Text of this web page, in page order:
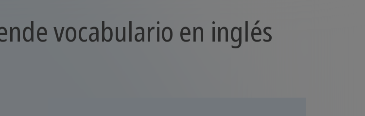
vocabulario en inglés